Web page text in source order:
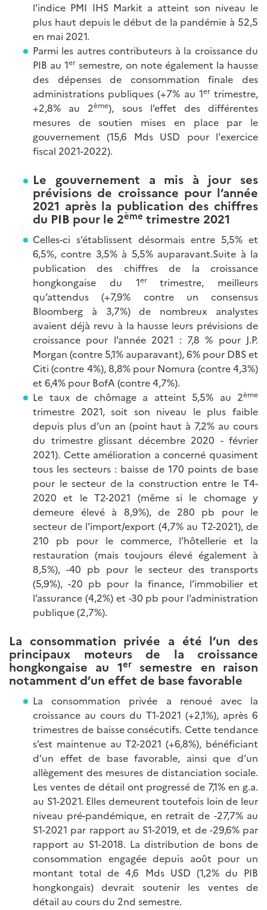
l’indice PMI IHS Markit a atteint son niveau le
plus haut depuis le début de la pandémie à 52,5
en mai 2021.
Parmi les autres contributeurs à la croissance du
PIB au 1er semestre, on note également la hausse
des dépenses de consommation finale des
administrations publiques (+7% au 1ertrimestre,
+2,8% au 2ème), sous l’effet des différentes
mesures de soutien mises en place par le
gouvernement (15,6 Mds USD pour l'exercice
fiscal 2021-2022).
Le gouvernement a mis à jour ses
prévisions de croissance pour l’année
2021 après la publication des chiffres
du PIB pour le 2ème trimestre 2021
Celles-ci s’établissent désormais entre 5,5% et
6,5%, contre 3,5% à 5,5% auparavant.Suite à la
publication des chiffres de la croissance
hongkongaise du 1ertrimestre, meilleurs
qu’attendus (+7,9% contre un consensus
Bloomberg à 3,7%) de nombreux analystes
avaient déjà revu à la hausse leurs prévisions de
croissance pour l’année 2021 : 7,8 % pour J.P.
Morgan (contre 5,1% auparavant), 6% pour DBS et
Citi (contre 4%), 8,8% pour Nomura (contre 4,3%)
et 6,4% pour BofA (contre 4,7%).
Le taux de chômage a atteint 5,5% au 2ème
trimestre 2021, soit son niveau le plus faible
depuis plus d’un an (point haut à 7,2% au cours
du trimestre glissant décembre 2020 - février
2021). Cette amélioration a concerné quasiment
tous les secteurs : baisse de 170 points de base
pour le secteur de la construction entre le T4-
2020 et le T2-2021 (même si le chomage y
demeure élevé à 8,9%), de 280 pb pour le
secteur de l’import/export (4,7% au T2-2021), de
210 pb pour le commerce, l’hôtellerie et la
restauration (mais toujours élevé également à
8,5%), -40 pb pour le secteur des transports
(5,9%), -20 pb pour la finance, l’immobilier et
l’assurance (4,2%) et -30 pb pour l’administration
publique (2,7%).
La consommation privée a été l’un des
principaux moteurs de la croissance
hongkongaise au 1ersemestre en raison
notamment d’un effet de base favorable
La consommation privée a renoué avec la
croissance au cours du T1-2021 (+2,1%), après 6
trimestres de baisse consécutifs. Cette tendance
s’est maintenue au T2-2021 (+6,8%), bénéficiant
d’un effet de base favorable, ainsi que d’un
allègement des mesures de distanciation sociale.
Les ventes de détail ont progressé de 7,1% en g.a.
au S1-2021. Elles demeurent toutefois loin de leur
niveau pré-pandémique, en retrait de -27,7% au
S1-2021 par rapport au S1-2019, et de -29,6% par
rapport au S1-2018. La distribution de bons de
consommation engagée depuis août pour un
montant total de 4,6 Mds USD (1,2% du PIB
hongkongais) devrait soutenir les ventes de
détail au cours du 2nd semestre.